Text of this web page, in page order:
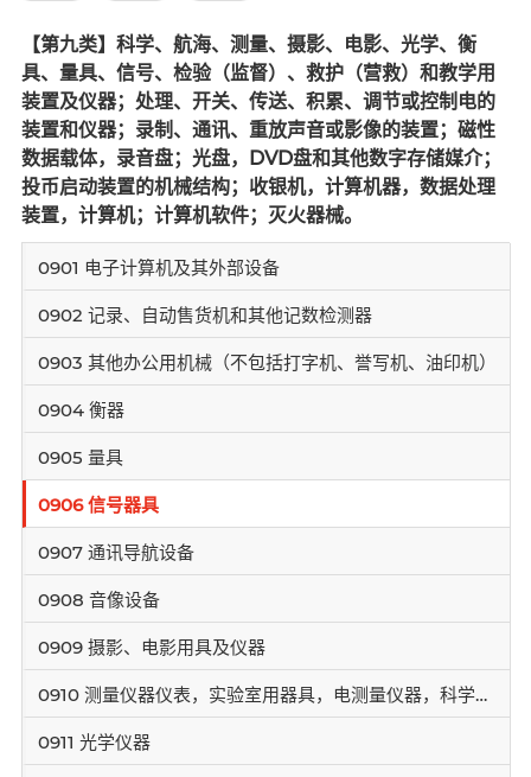
【第九类】科学、航海、测量、摄影、电影、光学、衡
具、量具、信号、检验（监督）、救护（营救）和教学用
装置及仪器；处理、开关、传送、积累、调节或控制电的
装置和仪器；录制、通讯、重放声音或影像的装置；磁性
数据载体，录音盘；光盘，DVD盘和其他数字存储媒介；
投币启动装置的机械结构；收银机，计算机器，数据处理
装置，计算机；计算机软件；灭火器械。
0901 电子计算机及其外部设备
0902 记录、自动售货机和其他记数检测器
0903 其他办公用机械（不包括打字机、誉写机、油印机）
0904 衡器
0905 量具
0906 信号器具
0907 通讯导航设备
0908 音像设备
0909 摄影、电影用具及仪器
0910 测量仪器仪表，实验室用器具，电测量仪器，科学仪器
0911 光学仪器